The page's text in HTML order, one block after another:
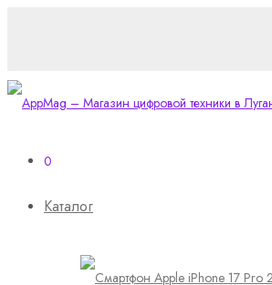
0
Каталог